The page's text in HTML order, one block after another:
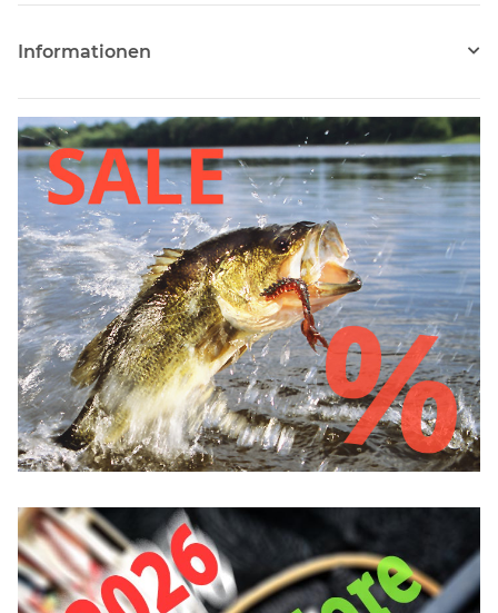
Informationen